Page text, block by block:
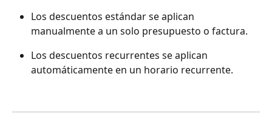
Los descuentos estándar se aplican
manualmente a un solo presupuesto o factura.
Los descuentos recurrentes se aplican
automáticamente en un horario recurrente.